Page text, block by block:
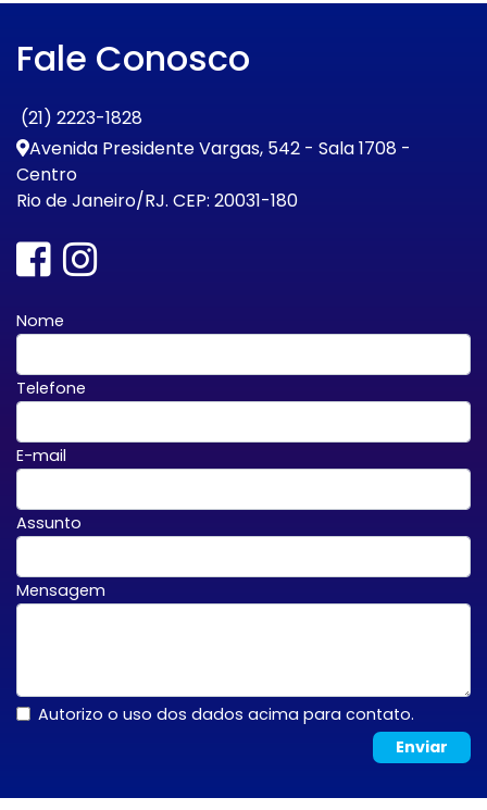
Fale Conosco
(21) 2223-1828
Avenida Presidente Vargas, 542 - Sala 1708 -
Centro
Rio de Janeiro/RJ. CEP: 20031-180
Nome
Telefone
E-mail
Assunto
Mensagem
Autorizo o uso dos dados acima para contato.
Enviar